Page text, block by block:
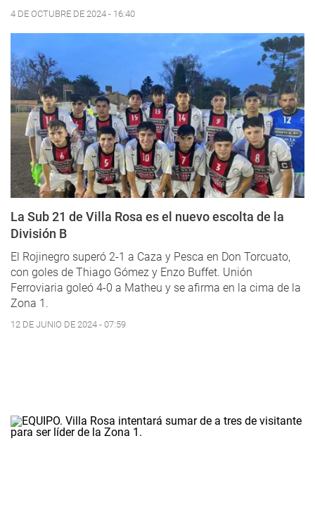
4 DE OCTUBRE DE 2024 - 16:40
La Sub 21 de Villa Rosa es el nuevo escolta de la
División B
El Rojinegro superó 2-1 a Caza y Pesca en Don Torcuato,
con goles de Thiago Gómez y Enzo Buffet. Unión
Ferroviaria goleó 4-0 a Matheu y se afirma en la cima de la
Zona 1.
12 DE JUNIO DE 2024 - 07:59